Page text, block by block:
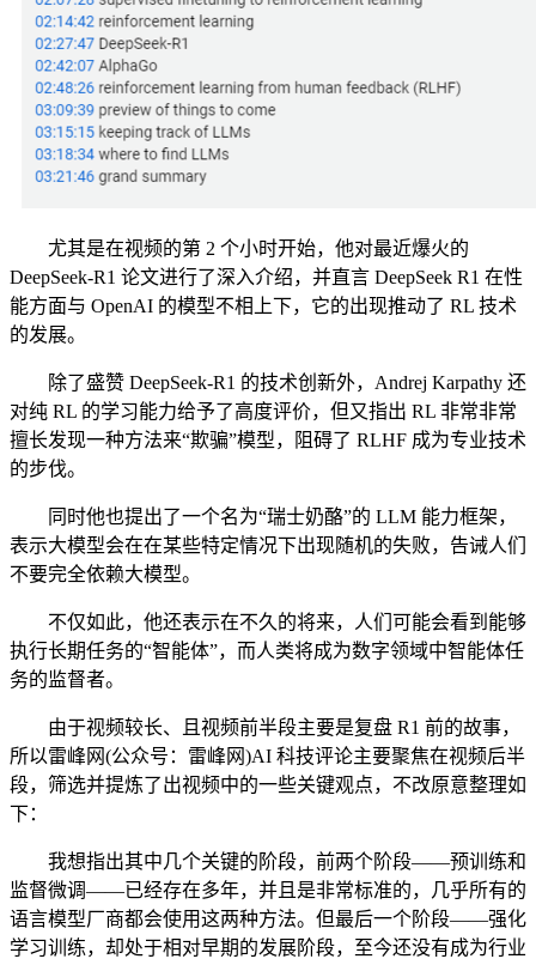
尤其是在视频的第 2 个小时开始，他对最近爆火的
DeepSeek-R1 论文进行了深入介绍，并直言 DeepSeek R1 在性
能方面与 OpenAI 的模型不相上下，它的出现推动了 RL 技术
的发展。
除了盛赞 DeepSeek-R1 的技术创新外，Andrej Karpathy 还
对纯 RL 的学习能力给予了高度评价，但又指出 RL 非常非常
擅长发现一种方法来“欺骗”模型，阻碍了 RLHF 成为专业技术
的步伐。
同时他也提出了一个名为“瑞士奶酪”的 LLM 能力框架，
表示大模型会在在某些特定情况下出现随机的失败，告诫人们
不要完全依赖大模型。
不仅如此，他还表示在不久的将来，人们可能会看到能够
执行长期任务的“智能体”，而人类将成为数字领域中智能体任
务的监督者。
由于视频较长、且视频前半段主要是复盘 R1 前的故事，
所以雷峰网(公众号：雷峰网)AI 科技评论主要聚焦在视频后半
段，筛选并提炼了出视频中的一些关键观点，不改原意整理如
下：
我想指出其中几个关键的阶段，前两个阶段——预训练和
监督微调——已经存在多年，并且是非常标准的，几乎所有的
语言模型厂商都会使用这两种方法。但最后一个阶段——强化
学习训练，却处于相对早期的发展阶段，至今还没有成为行业